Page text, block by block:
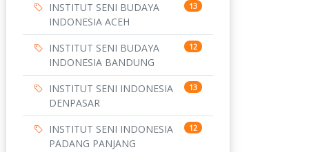
INSTITUT SENI BUDAYA
INDONESIA ACEH
13
INSTITUT SENI BUDAYA
INDONESIA BANDUNG
12
INSTITUT SENI INDONESIA
DENPASAR
13
INSTITUT SENI INDONESIA
PADANG PANJANG
12